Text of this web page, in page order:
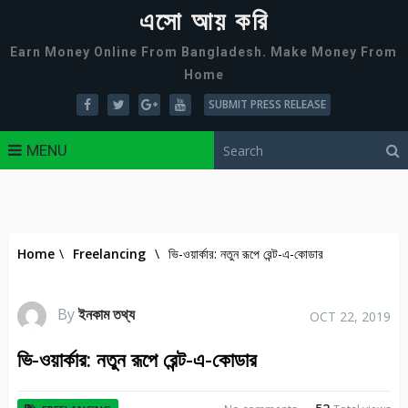
এসো আয় করি
Earn Money Online From Bangladesh. Make Money From
Home
SUBMIT PRESS RELEASE
MENU
Home \ Freelancing \ ভি-ওয়ার্কার: নতুন রূপে রেন্ট-এ-কোডার
Byইনকাম তথ্য OCT 22, 2019
ভি-ওয়ার্কার: নতুন রূপে রেন্ট-এ-কোডার